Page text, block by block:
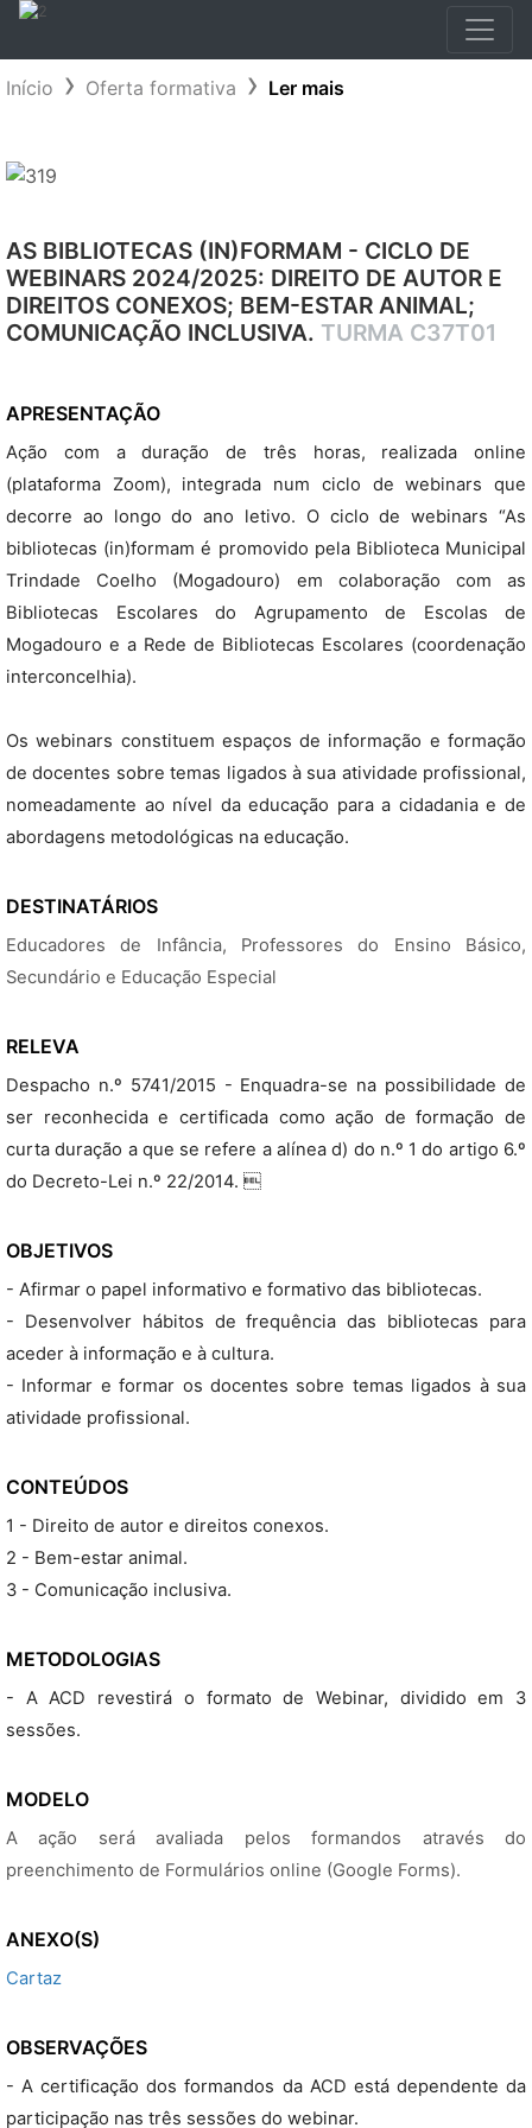
Início Oferta formativa Ler mais
AS BIBLIOTECAS (IN)FORMAM - CICLO DE
WEBINARS 2024/2025: DIREITO DE AUTOR E
DIREITOS CONEXOS; BEM-ESTAR ANIMAL;
COMUNICAÇÃO INCLUSIVA. TURMA C37T01
APRESENTAÇÃO
Ação com a duração de três horas, realizada online
(plataforma Zoom), integrada num ciclo de webinars que
decorre ao longo do ano letivo. O ciclo de webinars “As
bibliotecas (in)formam é promovido pela Biblioteca Municipal
Trindade Coelho (Mogadouro) em colaboração com as
Bibliotecas Escolares do Agrupamento de Escolas de
Mogadouro e a Rede de Bibliotecas Escolares (coordenação
interconcelhia).
Os webinars constituem espaços de informação e formação
de docentes sobre temas ligados à sua atividade profissional,
nomeadamente ao nível da educação para a cidadania e de
abordagens metodológicas na educação.
DESTINATÁRIOS
Educadores de Infância, Professores do Ensino Básico,
Secundário e Educação Especial
RELEVA
Despacho n.º 5741/2015 - Enquadra-se na possibilidade de
ser reconhecida e certificada como ação de formação de
curta duração a que se refere a alínea d) do n.º 1 do artigo 6.º
do Decreto-Lei n.º 22/2014. 
OBJETIVOS
- Afirmar o papel informativo e formativo das bibliotecas.
- Desenvolver hábitos de frequência das bibliotecas para
aceder à informação e à cultura.
- Informar e formar os docentes sobre temas ligados à sua
atividade profissional.
CONTEÚDOS
1 - Direito de autor e direitos conexos.
2 - Bem-estar animal.
3 - Comunicação inclusiva.
METODOLOGIAS
- A ACD revestirá o formato de Webinar, dividido em 3
sessões.
MODELO
A ação será avaliada pelos formandos através do
preenchimento de Formulários online (Google Forms).
ANEXO(S)
Cartaz
OBSERVAÇÕES
- A certificação dos formandos da ACD está dependente da
participação nas três sessões do webinar.